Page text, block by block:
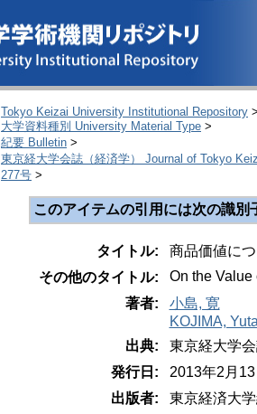
Tokyo Keizai University Institutional Repository
大学資料種別 University Material Type >
紀要 Bulletin >
東京経大学会誌（経済学） Journal of Tokyo
277号 >
このアイテムの引用には次の識
タイトル:
商品価値に
その他のタイトル:
On the Value
著者:
小島, 寛
KOJIMA,
出典:
東京経大学
発行日:
2013年2月
出版者:
東京経済大